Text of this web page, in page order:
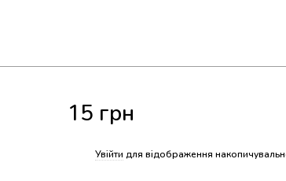
15 грн
Увійти для відображення